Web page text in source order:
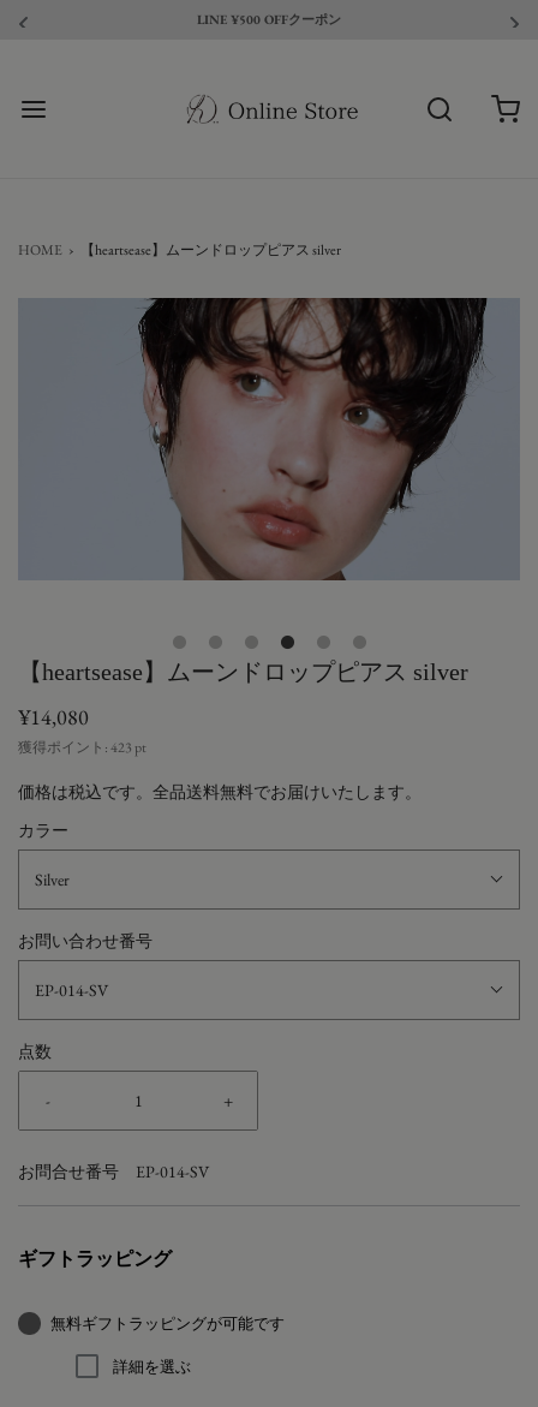
LINE ¥500 OFFクーポン
HOME › 【heartsease】ムーンドロップピアス silver
【heartsease】ムーンドロップピアス silver
¥14,080
獲得ポイント:423pt
価格は税込です。全品送料無料でお届けいたします。
カラー
Silver
お問い合わせ番号
EP-014-SV
点数
- +
お問合せ番号 EP-014-SV
ギフトラッピング
無料ギフトラッピングが可能です
詳細を選ぶ